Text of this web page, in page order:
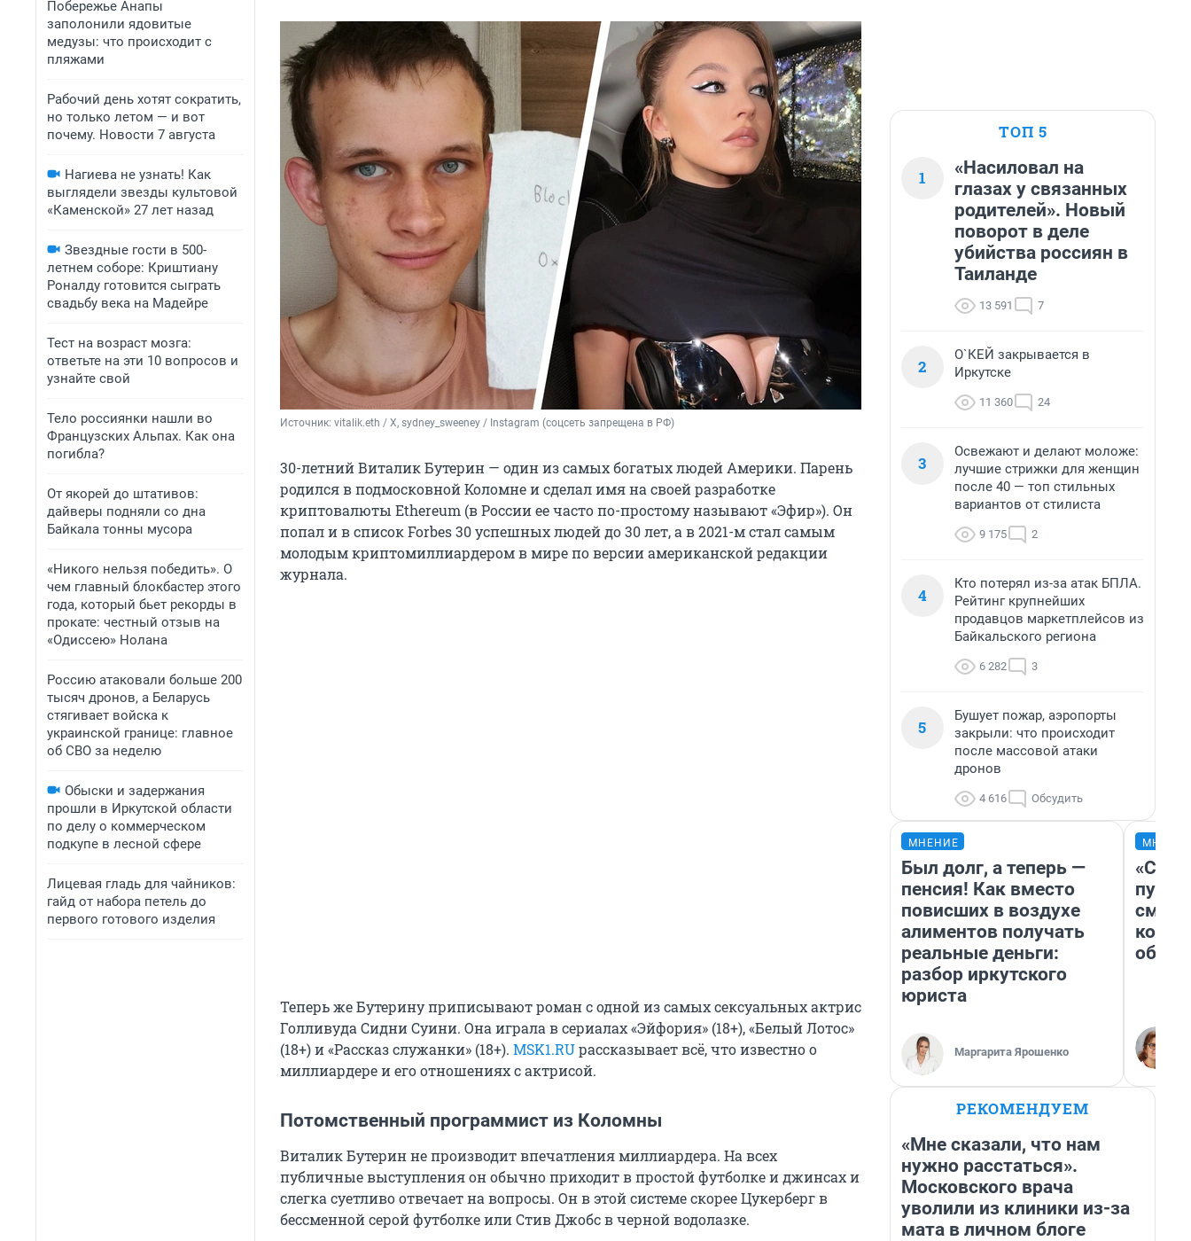
Побережье Анапы
заполонили ядовитые
медузы: что происходит с
пляжами
Рабочий день хотят сократить,
но только летом — и вот
почему. Новости 7 августа
Нагиева не узнать! Как
выглядели звезды культовой
«Каменской» 27 лет назад
Звездные гости в 500-
летнем соборе: Криштиану
Роналду готовится сыграть
свадьбу века на Мадейре
Тест на возраст мозга:
ответьте на эти 10 вопросов и
узнайте свой
Тело россиянки нашли во
Французских Альпах. Как она
погибла?
От якорей до штативов:
дайверы подняли со дна
Байкала тонны мусора
«Никого нельзя победить». О
чем главный блокбастер этого
года, который бьет рекорды в
прокате: честный отзыв на
«Одиссею» Нолана
Россию атаковали больше 200
тысяч дронов, а Беларусь
стягивает войска к
украинской границе: главное
об СВО за неделю
Обыски и задержания
прошли в Иркутской области
по делу о коммерческом
подкупе в лесной сфере
Лицевая гладь для чайников:
гайд от набора петель до
первого готового изделия
Источник: vitalik.eth / X, sydney_sweeney / Instagram (соцсеть запрещена в РФ)
30-летний Виталик Бутерин — один из самых богатых людей Америки. Парень
родился в подмосковной Коломне и сделал имя на своей разработке
криптовалюты Ethereum (в России ее часто по-простому называют «Эфир»). Он
попал и в список Forbes 30 успешных людей до 30 лет, а в 2021-м стал самым
молодым криптомиллиардером в мире по версии американской редакции
журнала.
Теперь же Бутерину приписывают роман с одной из самых сексуальных актрис
Голливуда Сидни Суини. Она играла в сериалах «Эйфория» (18+), «Белый Лотос»
(18+) и «Рассказ служанки» (18+). MSK1.RUрассказывает всё, что известно о
миллиардере и его отношениях с актрисой.
Потомственный программист из Коломны
Виталик Бутерин не производит впечатления миллиардера. На всех
публичные выступления он обычно приходит в простой футболке и джинсах и
слегка суетливо отвечает на вопросы. Он в этой системе скорее Цукерберг в
бессменной серой футболке или Стив Джобс в черной водолазке.
ТОП 5
1
«Насиловал на
глазах у связанных
родителей». Новый
поворот в деле
убийства россиян в
Таиланде
13 591 7
2
О`КЕЙ закрывается в
Иркутске
11 360 24
3
Освежают и делают моложе:
лучшие стрижки для женщин
после 40 — топ стильных
вариантов от стилиста
9 175 2
4
Кто потерял из-за атак БПЛА.
Рейтинг крупнейших
продавцов маркетплейсов из
Байкальского региона
6 282 3
5
Бушует пожар, аэропорты
закрыли: что происходит
после массовой атаки
дронов
4 616 Обсудить
МНЕНИЕ
Был долг, а теперь —
пенсия! Как вместо
повисших в воздухе
алиментов получать
реальные деньги:
разбор иркутского
юриста
Маргарита Ярошенко
РЕКОМЕНДУЕМ
«Мне сказали, что нам
нужно расстаться».
Московского врача
уволили из клиники из-за
мата в личном блоге